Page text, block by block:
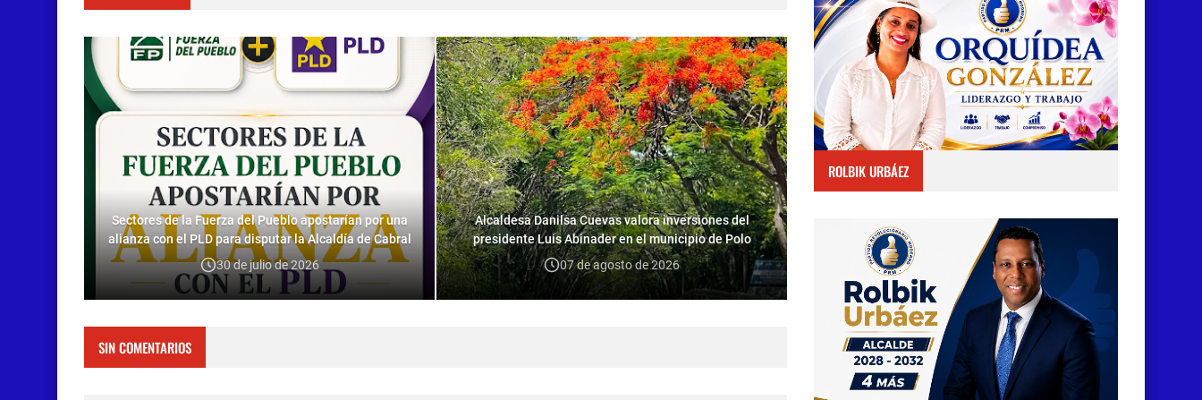
Sectores de la Fuerza del Pueblo apostarían por una
alianza con el PLD para disputar la Alcaldía de Cabral
30 de julio de 2026
Alcaldesa Danilsa Cuevas valora inversiones del
presidente Luis Abinader en el municipio de Polo
07 de agosto de 2026
SIN COMENTARIOS
ROLBIK URBÁEZ